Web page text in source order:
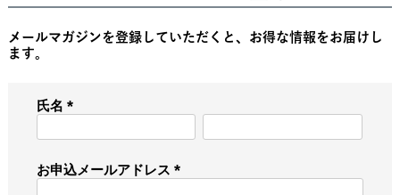
メールマガジンを登録していただくと、お得な情報をお届けし
ます。
氏名
必
)
お申込メールアドレス